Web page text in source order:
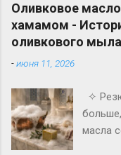
Оливковое
хамамом -
оливкового
-июня 11, 2026
✧
масла